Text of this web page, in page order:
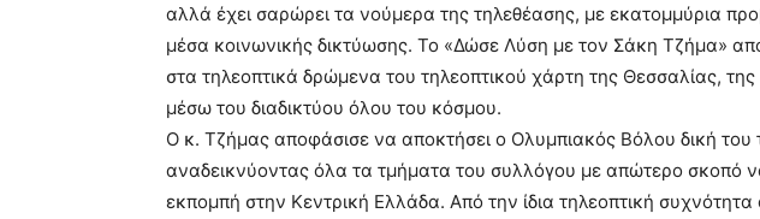
αλλά έχει σαρώρει τα νούμερα της τηλεθέασης, με εκατομμύρια
μέσα κοινωνικής δικτύωσης. Το «Δώσε Λύση με τον Σάκη Τζήμα»
στα τηλεοπτικά δρώμενα του τηλεοπτικού χάρτη της Θεσσαλίας,
μέσω του διαδικτύου όλου του κόσμου.
Ο κ. Τζήμας αποφάσισε να αποκτήσει ο Ολυμπιακός Βόλου δική του
αναδεικνύοντας όλα τα τμήματα του συλλόγου με απώτερο σκοπό
εκπομπή στην Κεντρική Ελλάδα. Από την ίδια τηλεοπτική